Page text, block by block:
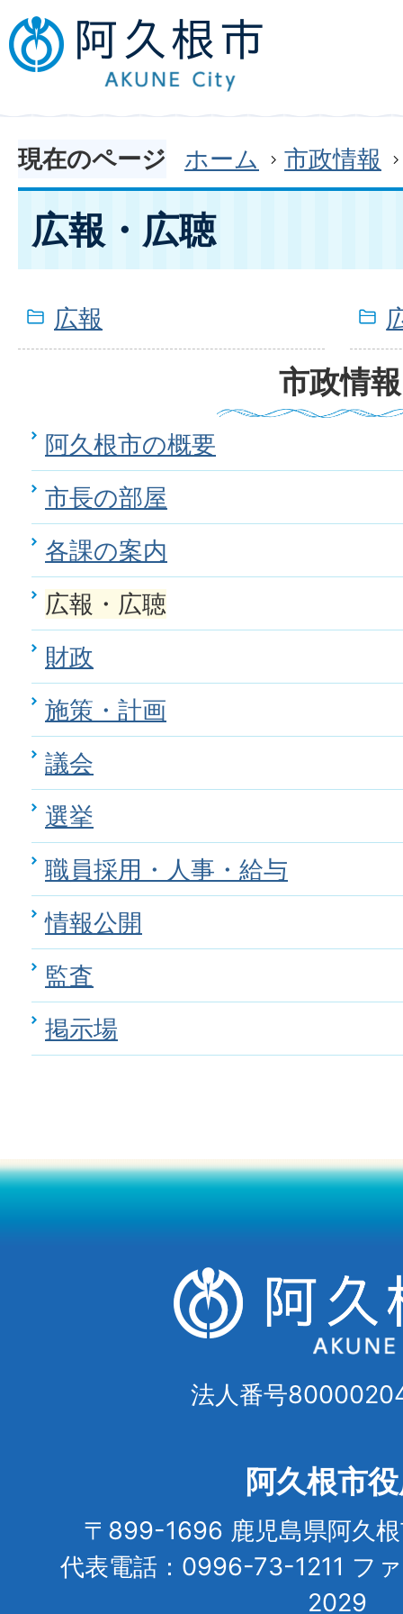
現在のページ ホーム 市政情報
広報・広聴
広報
市政情報
阿久根市の概要
市長の部屋
各課の案内
広報・広聴
財政
施策・計画
議会
選挙
職員採用・人事・給与
情報公開
監査
掲示場
法人番号
阿久根市
〒899-1696 鹿児島県阿久
代表電話：0996-73-1211 フ
2029